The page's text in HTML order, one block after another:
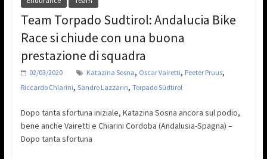
Team Torpado Sudtirol: Andalucia Bike
Race si chiude con una buona
prestazione di squadra
02/03/2020 Katazina Sosna, Oscar Vairetti, Peeter Pruus,
Riccardo Chiarini, Sandro Lazzarin, Torpado Südtirol
Dopo tanta sfortuna iniziale, Katazina Sosna ancora sul podio,
bene anche Vairetti e Chiarini Cordoba (Andalusia-Spagna) –
Dopo tanta sfortuna